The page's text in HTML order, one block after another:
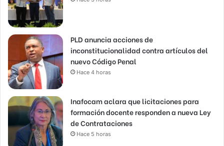
PLD anuncia acciones de
inconstitucionalidad contra artículos del
nuevo Código Penal
Hace 4 horas
Inafocam aclara que licitaciones para
formación docente responden a nueva Ley
de Contrataciones
Hace 5 horas